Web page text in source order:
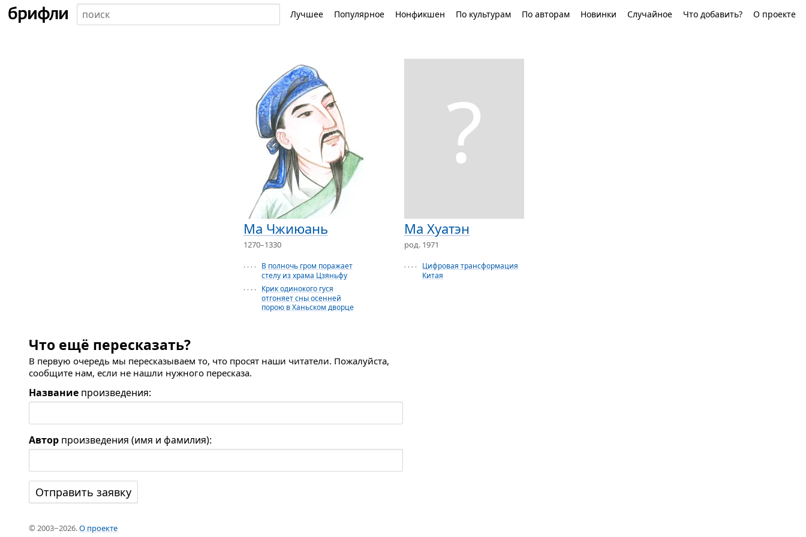
Лучшее Популярное Нонфикшен По культурам По авторам Новинки Случайное Что добавить? О проекте
Ма Чжиюань
1270–1330
· · · ·
В полночь гром поражает
стелу из храма Цзяньфу
· · · ·
Крик одинокого гуся
отгоняет сны осенней
порою в Ханьском дворце
?
Ма Хуатэн
род. 1971
· · · ·
Цифровая трансформация
Китая
Что ещё пересказать?
В первую очередь мы пересказываем то, что просят наши читатели. Пожалуйста,
сообщите нам, если не нашли нужного пересказа.
Название произведения:
Автор произведения (имя и фамилия):
© 2003−2026.О проекте